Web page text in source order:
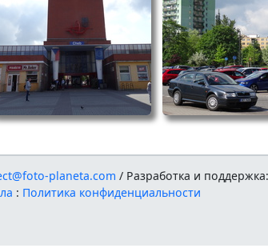
planeta.com / Разработка и
: Политика конфиденциальности